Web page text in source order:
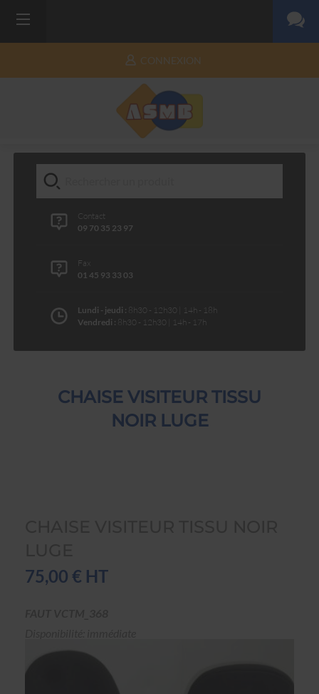
CONNEXION
Contact
09 70 35 23 97
Fax
01 45 93 33 03
Lundi - jeudi : 8h30 - 12h30 | 14h - 18h
Vendredi : 8h30 - 12h30 | 14h - 17h
CHAISE VISITEUR TISSU
NOIR LUGE
75,00 € HT